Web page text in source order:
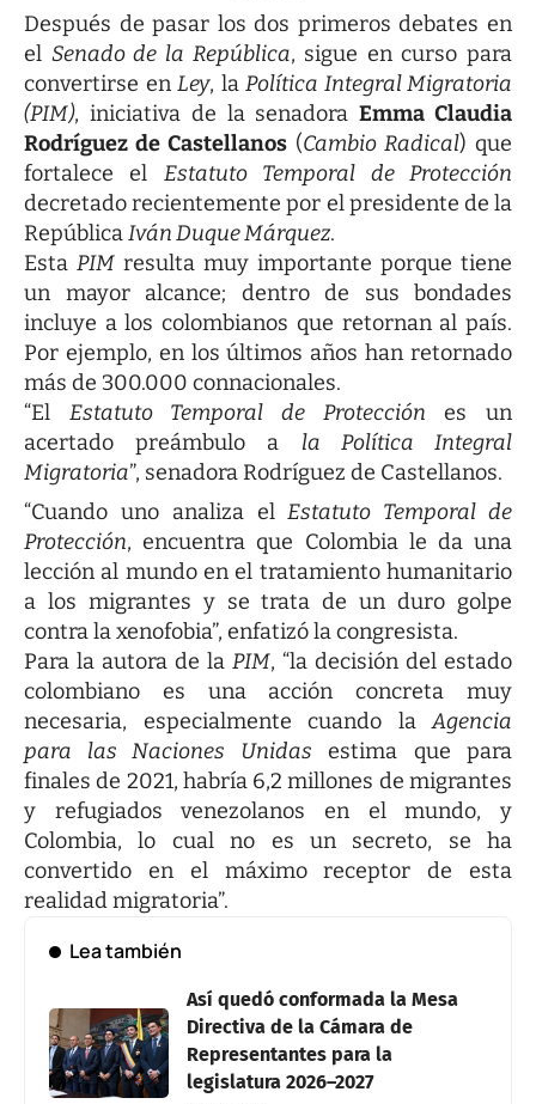
Después de pasar los dos primeros debates en
el Senado de la República, sigue en curso para
convertirse en Ley, la Política Integral Migratoria
(PIM), iniciativa de la senadoraEmma Claudia
Rodríguez de Castellanos (Cambio Radical) que
fortalece el Estatuto Temporal de Protección
decretado recientemente por el presidente de la
RepúblicaIván Duque Márquez.
Esta PIM resulta muy importante porque tiene
un mayor alcance; dentro de sus bondades
incluye a los colombianos que retornan al país.
Por ejemplo, en los últimos años han retornado
más de 300.000 connacionales.
“El Estatuto Temporal de Protección es un
acertado preámbulo a la Política Integral
Migratoria”, senadora Rodríguez de Castellanos.
“Cuando uno analiza elEstatuto Temporal de
Protección, encuentra que Colombia le da una
lección al mundo en el tratamiento humanitario
a los migrantes y se trata de un duro golpe
contra la xenofobia”, enfatizó la congresista.
Para la autora de la PIM, “la decisión del estado
colombiano es una acción concreta muy
necesaria, especialmente cuando laAgencia
para las Naciones Unidas estima que para
finales de 2021, habría 6,2 millones de migrantes
y refugiados venezolanos en el mundo, y
Colombia, lo cual no es un secreto, se ha
convertido en el máximo receptor de esta
realidad migratoria”.
Lea también
Así quedó conformada la Mesa
Directiva de la Cámara de
Representantes para la
legislatura 2026–2027